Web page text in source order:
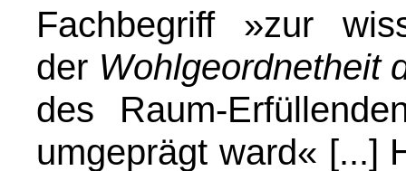
Fachbegriff »zur
der Wohlgeordnetheit
des Raum-
umgeprägt ward« [...]